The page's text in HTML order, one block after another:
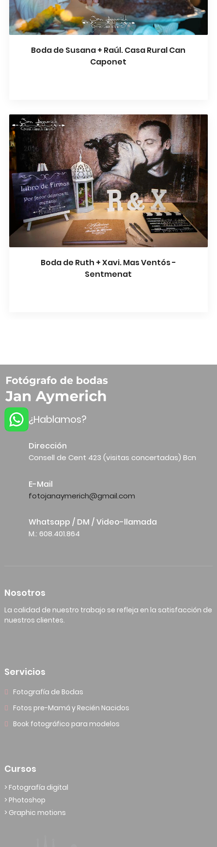
Boda de Susana + Raúl. Casa Rural Can
Caponet
Boda de Ruth + Xavi. Mas Ventós -
Sentmenat
¿Hablamos?
Dirección
Consell de Cent 423 (visitas concertadas) Bcn
E-Mail
fotojanaymerich@gmail.com
Whatsapp / DM / Video-llamada
M.: 608.401.864
Nosotros
La calidad de nuestro trabajo se refleja en la satisfacción de
nuestros clientes.
Servicios
Fotografía de Bodas
Fotos pre-Mamá y Recién Nacidos
Book fotográfico para modelos
Cursos
> Fotografía digital
> Photoshop
> Graphic motions